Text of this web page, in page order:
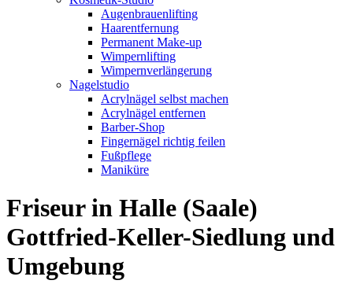
Augenbrauenlifting
Haarentfernung
Permanent Make-up
Wimpernlifting
Wimpernverlängerung
Nagelstudio
Acrylnägel selbst machen
Acrylnägel entfernen
Barber-Shop
Fingernägel richtig feilen
Fußpflege
Maniküre
Friseur in Halle (Saale)
Gottfried-Keller-Siedlung und
Umgebung